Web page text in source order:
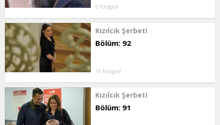
9 Fotoğraf
Kızılcık Şerbeti
Bölüm: 92
10 Fotoğraf
Kızılcık Şerbeti
Bölüm: 91